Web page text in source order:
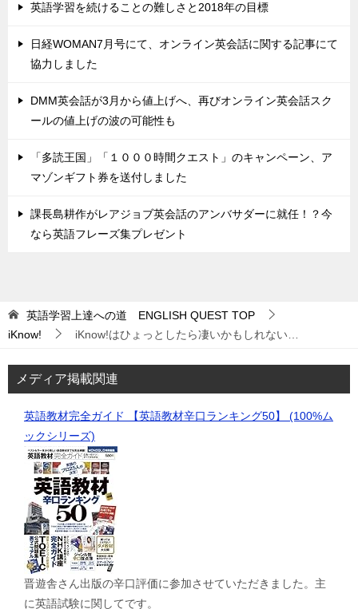
英語学習を続けることの難しさと2018年の目標
日経WOMAN7月号にて、オンライン英会話に関する記事にて
協力しました
DMM英会話が3月から値上げへ、再びオンライン英会話スク
ールの値上げの波の可能性も
「多読王国」「１０００時間クエスト」のキャンペーン、ア
マゾンギフト券を送付しました
課長島耕作がレアジョブ英会話のアンバサダーに就任！？今
なら英語フレーズ集プレゼント
英語学習上達への道 ENGLISH QUEST TOP
iKnow!
iKnow!はひょっとしたら凄いかもしれない…
メディア掲載関連
英語教材完全ガイド 【英語教材辛口ランキング50】 (100%ム
ックシリーズ)
晋遊舎さん出版の辛口評価に参加させていただきました。主
に英語試験に関してです。